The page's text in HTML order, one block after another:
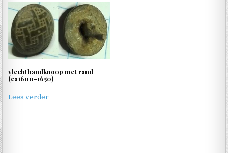
vlechtbandknoop met rand
(ca1600-1650)
Lees verder